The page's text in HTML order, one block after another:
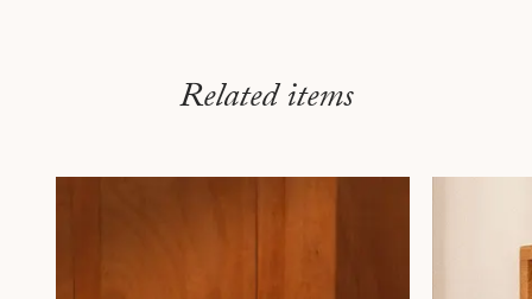
Related items